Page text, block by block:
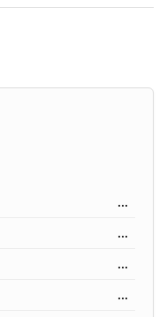
...
...
...
...